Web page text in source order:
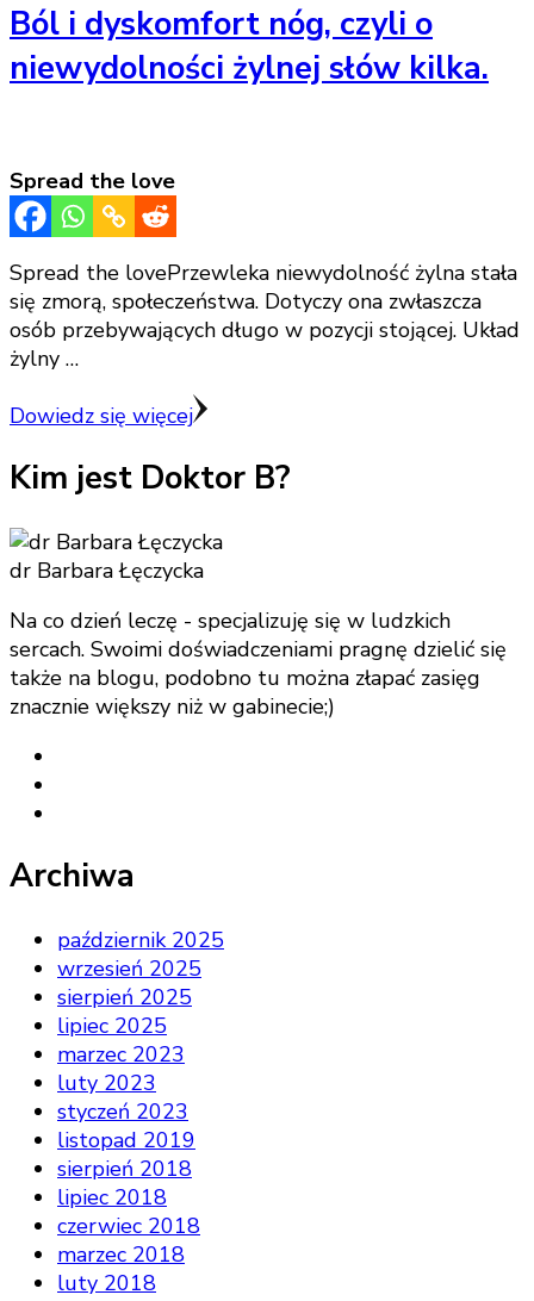
Ból i dyskomfort nóg, czyli o
niewydolności żylnej słów kilka.
Spread the love
Spread the lovePrzewleka niewydolność żylna stała
się zmorą, społeczeństwa. Dotyczy ona zwłaszcza
osób przebywających długo w pozycji stojącej. Układ
żylny …
Dowiedz się więcej
Kim jest Doktor B?
dr Barbara Łęczycka
Na co dzień leczę - specjalizuję się w ludzkich
sercach. Swoimi doświadczeniami pragnę dzielić się
także na blogu, podobno tu można złapać zasięg
znacznie większy niż w gabinecie;)
Archiwa
październik 2025
wrzesień 2025
sierpień 2025
lipiec 2025
marzec 2023
luty 2023
styczeń 2023
listopad 2019
sierpień 2018
lipiec 2018
czerwiec 2018
marzec 2018
luty 2018